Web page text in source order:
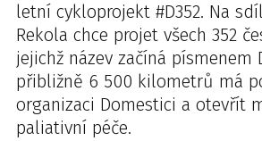
letní cykloprojekt #D352. Na
Rekola chce projet všech 352
jejichž název začíná písmenem
přibližně 6 500 kilometrů má
organizaci Domestici a otevřít
paliativní péče.